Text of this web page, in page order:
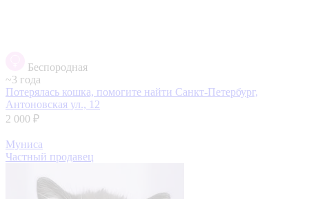
Беспородная
~3 года
Потерялась кошка, помогите найти Санкт-Петербург,
Антоновская ул., 12
2 000 ₽
Муниса
Частный продавец